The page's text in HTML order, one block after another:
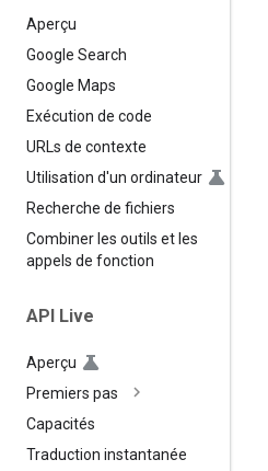
Aperçu
Google Search
Google Maps
Exécution de code
URLs de contexte
Utilisation d'un ordinateur
Recherche de fichiers
Combiner les outils et les
appels de fonction
API Live
Aperçu
Premiers pas
Capacités
Traduction instantanée